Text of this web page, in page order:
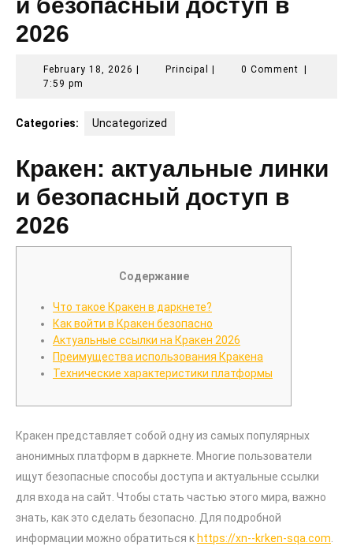
2026
February 18, 2026 FebruaryPrincipal Principal0 Comment
7:59 pm
Categories: Uncategorized
Кракен: актуальные линки
и безопасный доступ в
2026
Содержание
Что такое Кракен в даркнете?
Как войти в Кракен безопасно
Актуальные ссылки на Кракен 2026
Преимущества использования Кракена
Технические характеристики платформы
Кракен представляет собой одну из самых популярных
анонимных платформ в даркнете. Многие пользователи
ищут безопасные способы доступа и актуальные ссылки
для входа на сайт. Чтобы стать частью этого мира, важно
знать, как это сделать безопасно. Для подробной
информации можно обратиться к https://xn--krken-sqa.com